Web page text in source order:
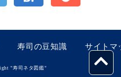
寿司の豆知識 サイトマ
"寿司ネタ図鑑"